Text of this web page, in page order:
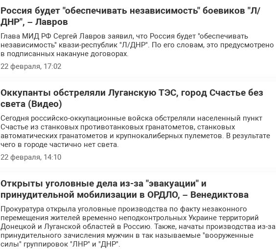
Россия будет "обеспечивать независимость" боевиков "Л/
ДНР", – Лавров
Глава МИД РФ Сергей Лавров заявил, что Россия будет "обеспечивать
независимость" квази-республик "Л/ДНР". По его словам, это предусмотрено
в подписанных накануне договорах.
22 февраля, 17:02
Оккупанты обстреляли Луганскую ТЭС, город Счастье без
света (Видео)
Сегодня российско-оккупационные войска обстреляли населенный пункт
Счастье из станковых противотанковых гранатометов, станковых
автоматических гранатометов и крупнокалиберных пулеметов. В результате
чего в городе частично нет света.
22 февраля, 14:10
Открыты уголовные дела из-за "эвакуации" и
принудительной мобилизации в ОРДЛО, – Венедиктова
Прокуратура открыла уголовные производства по факту незаконного
перемещения жителей временно неподконтрольных Украине территорий
Донецкой и Луганской областей в Россию. Также, начаты производства из-за
принудительного зачисления мужчин в так называемые "вооруженные
силы" группировок "ЛНР" и "ДНР".